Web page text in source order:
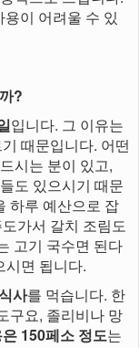
이 어려울 수 있
?
입니다. 그 이유는
때문입니다. 어떤
시는 분이 있고,
도 있으시기 때문
하루 예산으로 잡
가서 갈치 조림도
고기 국수면 된다
시면 됩니다.
사를 먹습니다. 한
구요, 졸리비나 망
150페소 정도는